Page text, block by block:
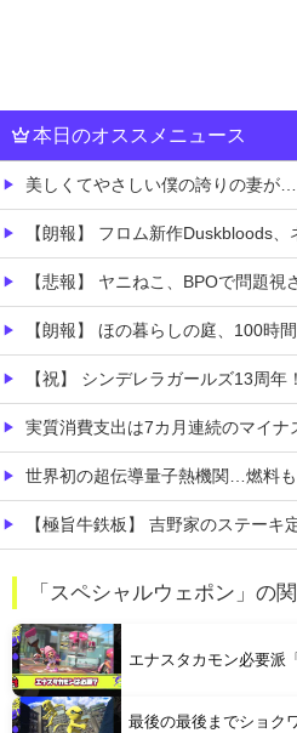
本日のオススメニュース
美しくてやさしい僕の誇りの妻が
【朗報】 フロム新作Duskbloods、ネット
【悲報】 ヤニねこ、BPOで問題視
【朗報】 ほの暮らしの庭、100時間遊べてストーリ
【祝】 シンデレラガールズ13周年！デレステ10周年おめでとう！
実質消費支出は7カ月連続のマイナ
世界初の超伝導量子熱機関…燃料もピス
【極旨牛鉄板】 吉野家のステーキ定
職場の人妻と不倫をして、ついに、
「スペシャルウェポン」の
エナスタカモン必要派
最後の最後までショク